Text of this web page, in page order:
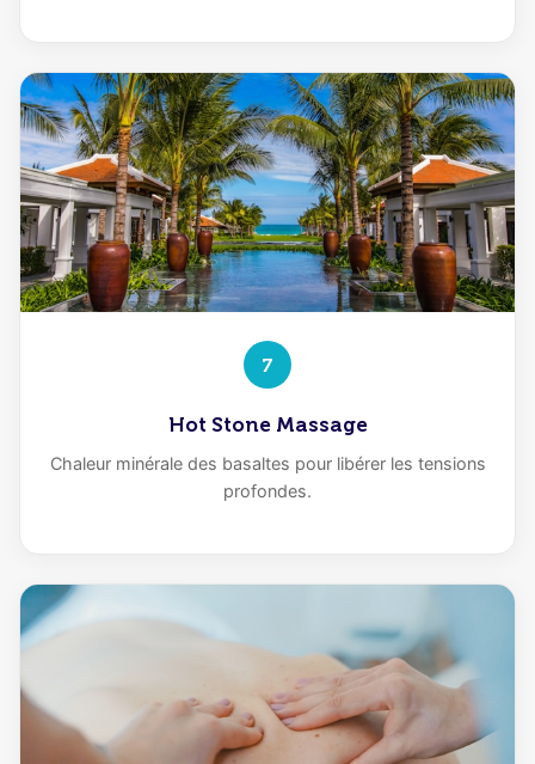
7
Hot Stone Massage
Chaleur minérale des basaltes pour libérer les tensions
profondes.